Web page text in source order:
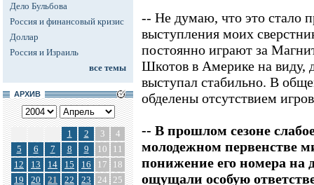
Дело Бульбова
Россия и финансовый кризис
Доллар
Россия и Израиль
все темы
АРХИВ
1 2 3
4
5
6 7 8 9 10
11
12
13 14 15 16 17
18
19
20 21 22 23 24 25
-- Не думаю, что это стало
выступления моих
постоянно играют за
Шкотов в Америке на виду,
выступал стабильно. В
обделены отсутствием
-- В прошлом сезоне
молодежном первенстве
понижение его номера на
ощущали особую